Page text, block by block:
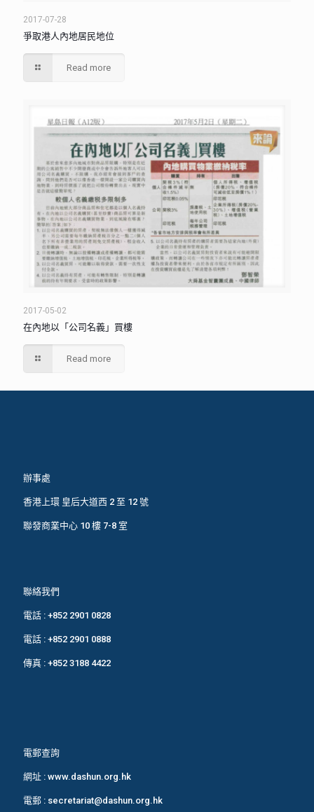
2017-07-28
爭取港人內地居民地位
Read more
2017-05-02
在內地以「公司名義」買樓
Read more
辦事處
香港上環 皇后大道西 2 至 12 號
聯發商業中心 10 樓 7-8 室
聯絡我們
電話 : +852 2901 0828
電話 : +852 2901 0888
傳真 : +852 3188 4422
電郵查詢
網址 : www.dashun.org.hk
電郵 : secretariat@dashun.org.hk